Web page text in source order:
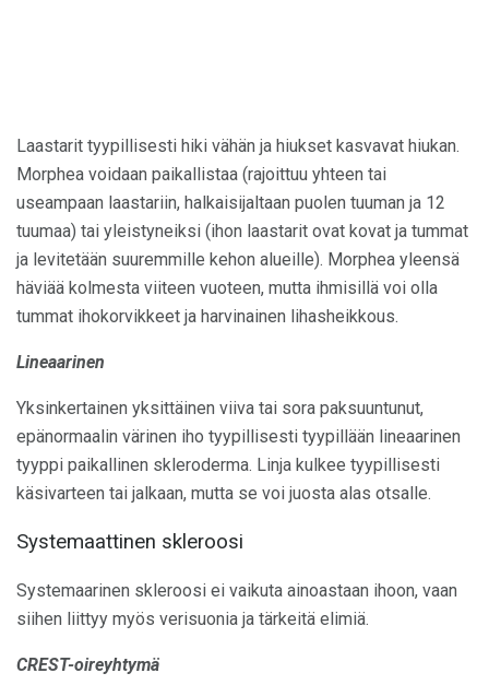
Laastarit tyypillisesti hiki vähän ja hiukset kasvavat hiukan.
Morphea voidaan paikallistaa (rajoittuu yhteen tai
useampaan laastariin, halkaisijaltaan puolen tuuman ja 12
tuumaa) tai yleistyneiksi (ihon laastarit ovat kovat ja tummat
ja levitetään suuremmille kehon alueille). Morphea yleensä
häviää kolmesta viiteen vuoteen, mutta ihmisillä voi olla
tummat ihokorvikkeet ja harvinainen lihasheikkous.
Lineaarinen
Yksinkertainen yksittäinen viiva tai sora paksuuntunut,
epänormaalin värinen iho tyypillisesti tyypillään lineaarinen
tyyppi paikallinen skleroderma. Linja kulkee tyypillisesti
käsivarteen tai jalkaan, mutta se voi juosta alas otsalle.
Systemaattinen skleroosi
Systemaarinen skleroosi ei vaikuta ainoastaan ​​ihoon, vaan
siihen liittyy myös verisuonia ja tärkeitä elimiä.
CREST-oireyhtymä